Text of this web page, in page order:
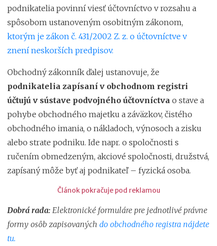
podnikatelia povinní viesť účtovníctvo v rozsahu a
spôsobom ustanoveným osobitným zákonom,
ktorým je zákon č. 431/2002 Z. z. o účtovníctve v
znení neskorších predpisov.
Obchodný zákonník ďalej ustanovuje, že
podnikatelia zapísaní v obchodnom registri
účtujú v sústave podvojného účtovníctva o stave a
pohybe obchodného majetku a záväzkov, čistého
obchodného imania, o nákladoch, výnosoch a zisku
alebo strate podniku. Ide napr. o spoločnosti s
ručením obmedzeným, akciové spoločnosti, družstvá,
zapísaný môže byť aj podnikateľ – fyzická osoba.
Článok pokračuje pod reklamou
Dobrá rada: Elektronické formuláre pre jednotlivé právne
formy osôb zapisovaných do obchodného registra nájdete
tu.